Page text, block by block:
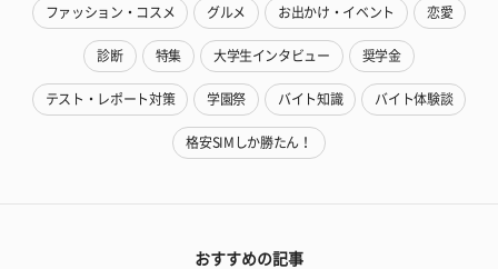
ファッション・コスメ グルメ お出かけ・イベント 恋愛
診断 特集 大学生インタビュー 奨学金
テスト・レポート対策 学園祭 バイト知識 バイト体験談
格安SIMしか勝たん！
おすすめの記事